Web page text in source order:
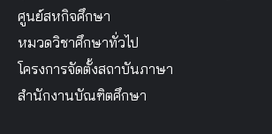
ศูนย์สหกิจศึกษา
หมวดวิชาศึกษาทั่วไป
โครงการจัดตั้งสถาบันภาษา
สำนักงานบัณฑิตศึกษา